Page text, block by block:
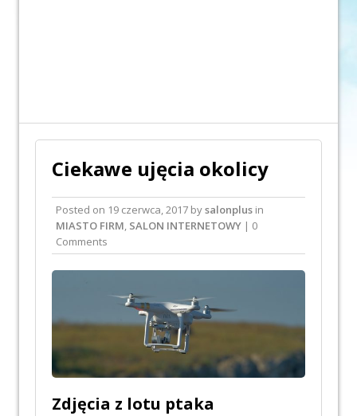
Ciekawe ujęcia okolicy
Posted on 19 czerwca, 2017 bysalonplus in
MIASTO FIRM, SALON INTERNETOWY | 0
Comments
Zdjęcia z lotu ptaka